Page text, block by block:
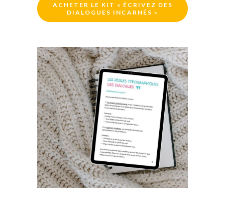
ACHETER LE KIT « ÉCRIVEZ DES
DIALOGUES INCARNÉS »